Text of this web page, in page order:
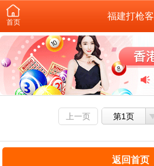
首页
福建打枪客
上一页 第1页
返回首页